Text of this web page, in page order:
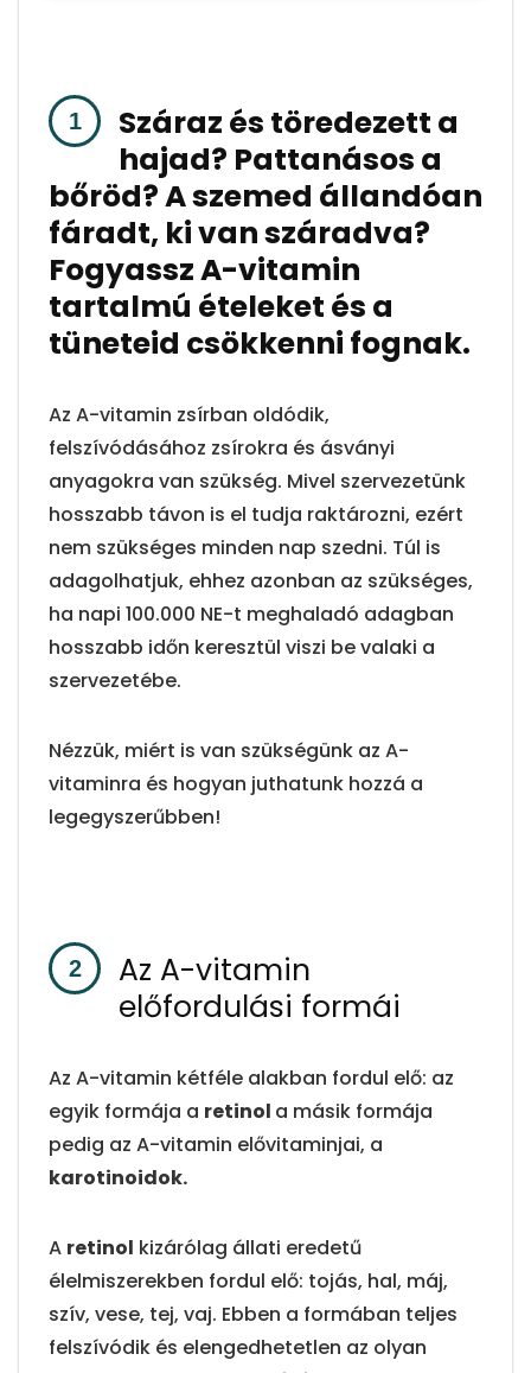
Száraz és töredezett a
hajad? Pattanásos a
bőröd? A szemed állandóan
fáradt, ki van száradva?
Fogyassz A-vitamin
tartalmú ételeket és a
tüneteid csökkenni fognak.
Az A-vitamin zsírban oldódik,
felszívódásához zsírokra és ásványi
anyagokra van szükség. Mivel szervezetünk
hosszabb távon is el tudja raktározni, ezért
nem szükséges minden nap szedni. Túl is
adagolhatjuk, ehhez azonban az szükséges,
ha napi 100.000 NE-t meghaladó adagban
hosszabb időn keresztül viszi be valaki a
szervezetébe.
Nézzük, miért is van szükségünk az A-
vitaminra és hogyan juthatunk hozzá a
legegyszerűbben!
Az A-vitamin
előfordulási formái
Az A-vitamin kétféle alakban fordul elő: az
egyik formája a retinol a másik formája
pedig az A-vitamin elővitaminjai, a
karotinoidok.
A retinol kizárólag állati eredetű
élelmiszerekben fordul elő: tojás, hal, máj,
szív, vese, tej, vaj. Ebben a formában teljes
felszívódik és elengedhetetlen az olyan